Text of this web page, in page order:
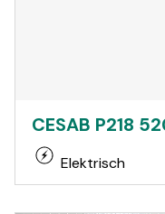
CESAB P218
Elektrisch